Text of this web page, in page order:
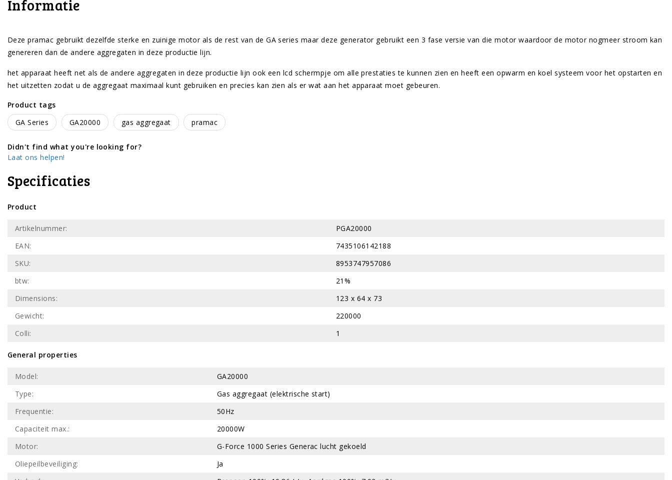
Informatie
Deze pramac gebruikt dezelfde sterke en zuinige motor als de rest van de GA series maar deze generator gebruikt een 3 fase versie van die motor waardoor de motor nogmeer stroom kan
genereren dan de andere aggregaten in deze productie lijn.
het apparaat heeft net als de andere aggregaten in deze productie lijn ook een lcd schermpje om alle prestaties te kunnen zien en heeft een opwarm en koel systeem voor het opstarten en
het uitzetten zodat u de aggregaat maximaal kunt gebruiken en precies kan zien als er wat aan het apparaat moet gebeuren.
Product tags
GA Series
GA20000 gas aggregaat pramac
Didn't find what you're looking for?
Laat ons helpen!
Specificaties
Product
Artikelnummer:
PGA20000
EAN:
7435106142188
SKU:
8953747957086
btw:
21%
Dimensions:
123 x 64 x 73
Gewicht:
220000
Colli:
1
General properties
Model:
GA20000
Type:
Gas aggregaat (elektrische start)
Frequentie:
50Hz
Capaciteit max.:
20000W
Motor:
G-Force 1000 Series Generac lucht gekoeld
Oliepeilbeveiliging:
Ja